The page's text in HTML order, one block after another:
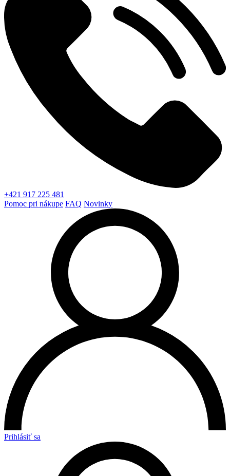
+421 917 225 481
Pomoc pri nákupe FAQ Novinky
Prihlásiť sa